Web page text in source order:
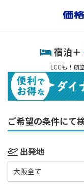
宿泊＋
LCCも！航
ご希望の条件にて
出発地
大阪全て